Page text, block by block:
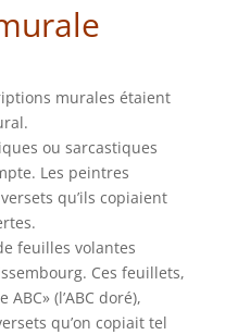
murales étaient
ou sarcastiques
Les peintres
qu’ils copiaient
feuilles volantes
Ces feuillets,
(l’ABC doré),
qu’on copiait tel